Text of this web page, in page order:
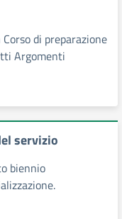
di preparazione
Argomenti
servizio
biennio